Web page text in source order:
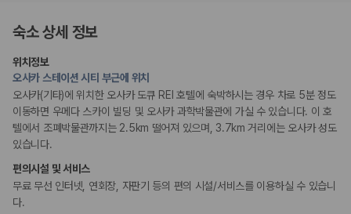
보험 조건, 예약 가능 차량을 한 번에 비교할 수 있습니다.
Q. 제주 렌트카 최저가는 무엇을 기준으로 비교해야 하나요?
Q. 제주공항 근처 렌트카도 비교할 수 있나요?
Q. 제주 렌트카 가격비교 시 보험도 함께 비교할 수 있나요?
Q. 가족 여행에는 어떤 제주 렌트카를 비교해야 하나요?
제주렌트카 가격비교 주요 링크
제주 렌트카 예약
국내 렌트카 가격비교
코워킹 스페이스
연회장
흡연 시설
지정 흡연 구역
숙소 상세 정보
위치정보
오사카 스테이션 시티 부근에 위치
오사카(기타)에 위치한 오사카 도큐 REI 호텔에 숙박하시는 경우 차로 5분 정도
이동하면 우메다 스카이 빌딩 및 오사카 과학박물관에 가실 수 있습니다. 이 호
텔에서 조폐박물관까지는 2.5km 떨어져 있으며, 3.7km 거리에는 오사카 성도
있습니다.
편의시설 및 서비스
무료 무선 인터넷, 연회장, 자판기 등의 편의 시설/서비스를 이용하실 수 있습니
다.